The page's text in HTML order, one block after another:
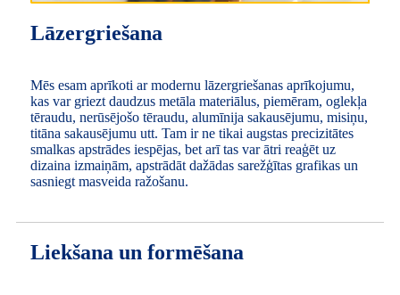
Lāzergriešana
Mēs esam aprīkoti ar modernu lāzergriešanas aprīkojumu,
kas var griezt daudzus metāla materiālus, piemēram, oglekļa
tēraudu, nerūsējošo tēraudu, alumīnija sakausējumu, misiņu,
titāna sakausējumu utt. Tam ir ne tikai augstas precizitātes
smalkas apstrādes iespējas, bet arī tas var ātri reaģēt uz
dizaina izmaiņām, apstrādāt dažādas sarežģītas grafikas un
sasniegt masveida ražošanu.
Liekšana un formēšana